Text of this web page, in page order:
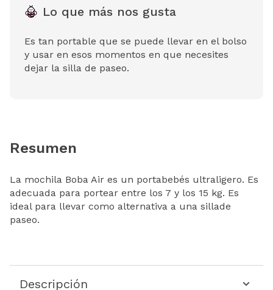
Lo que más nos gusta
Es tan portable que se puede llevar en el bolso
y usar en esos momentos en que necesites
dejar la silla de paseo.
Resumen
La mochila Boba Air es un portabebés ultraligero. Es
adecuada para portear entre los 7 y los 15 kg. Es
ideal para llevar como alternativa a una sillade
paseo.
Descripción